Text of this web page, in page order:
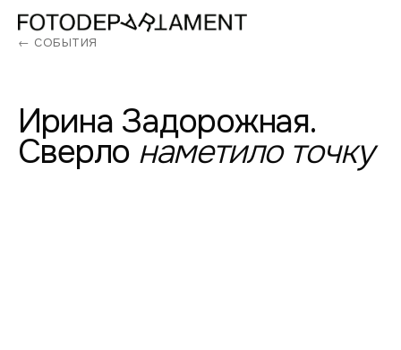
← СОБЫТИЯ
Ирина Задорожная.
Сверло наметило точку